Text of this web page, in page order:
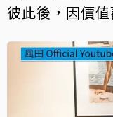
彼此後，因價